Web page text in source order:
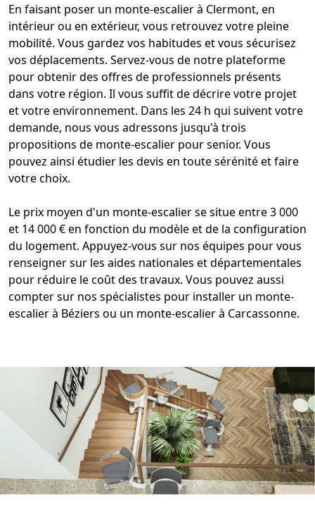
En faisant poser un monte-escalierà Clermont, en
intérieur ou en extérieur, vous retrouvez votre pleine
mobilité. Vous gardez vos habitudes et vous sécurisez
vos déplacements. Servez-vous de notre plateforme
pour obtenir des offres de professionnels présents
dans votre région. Il vous suffit de décrire votre projet
et votre environnement. Dans les 24 h qui suivent votre
demande, nous vous adressons jusqu'à trois
propositions de monte-escalier pour senior. Vous
pouvez ainsi étudier les devis en toute sérénité et faire
votre choix.
Le prix moyen d'un monte-escalierse situe entre 3 000
et 14 000 € en fonction du modèle et de la configuration
du logement. Appuyez-vous sur nos équipes pour vous
renseigner sur les aides nationales et départementales
pour réduire le coût des travaux. Vous pouvez aussi
compter sur nos spécialistes pour installer un monte-
escalier à Béziers ou un monte-escalier à Carcassonne.